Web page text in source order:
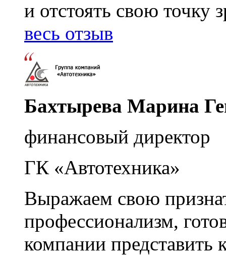
и отстоять свою
весь отзыв
Бахтырева Марина
финансовый директор
ГК «Автотехника»
Выражаем свою
профессионализм,
компании